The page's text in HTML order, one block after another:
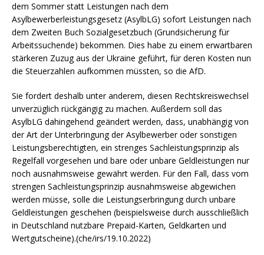
dem Sommer statt Leistungen nach dem
Asylbewerberleistungsgesetz (AsylbLG) sofort Leistungen nach
dem Zweiten Buch Sozialgesetzbuch (Grundsicherung für
Arbeitssuchende) bekommen. Dies habe zu einem erwartbaren
stärkeren Zuzug aus der Ukraine geführt, für deren Kosten nun
die Steuerzahlen aufkommen müssten, so die AfD.
Sie fordert deshalb unter anderem, diesen Rechtskreiswechsel
unverzüglich rückgängig zu machen. Außerdem soll das
AsylbLG dahingehend geändert werden, dass, unabhängig von
der Art der Unterbringung der Asylbewerber oder sonstigen
Leistungsberechtigten, ein strenges Sachleistungsprinzip als
Regelfall vorgesehen und bare oder unbare Geldleistungen nur
noch ausnahmsweise gewährt werden. Für den Fall, dass vom
strengen Sachleistungsprinzip ausnahmsweise abgewichen
werden müsse, solle die Leistungserbringung durch unbare
Geldleistungen geschehen (beispielsweise durch ausschließlich
in Deutschland nutzbare Prepaid-Karten, Geldkarten und
Wertgutscheine).(che/irs/19.10.2022)